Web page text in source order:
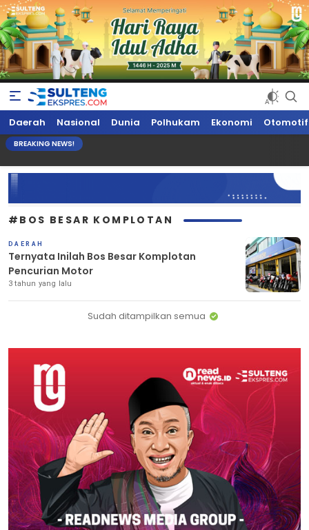
Sultengekspres.com
Berita Seputar Sulteng Hari Ini, Update Terkini, Suaranya Rakyat
Sulteng
Daerah Nasional Dunia Polhukam Ekonomi Otomotif
BREAKING NEWS!
#BOS BESAR KOMPLOTAN
DAERAH
Ternyata Inilah Bos Besar Komplotan
Pencurian Motor
3 tahun yang lalu
Sudah ditampilkan semua